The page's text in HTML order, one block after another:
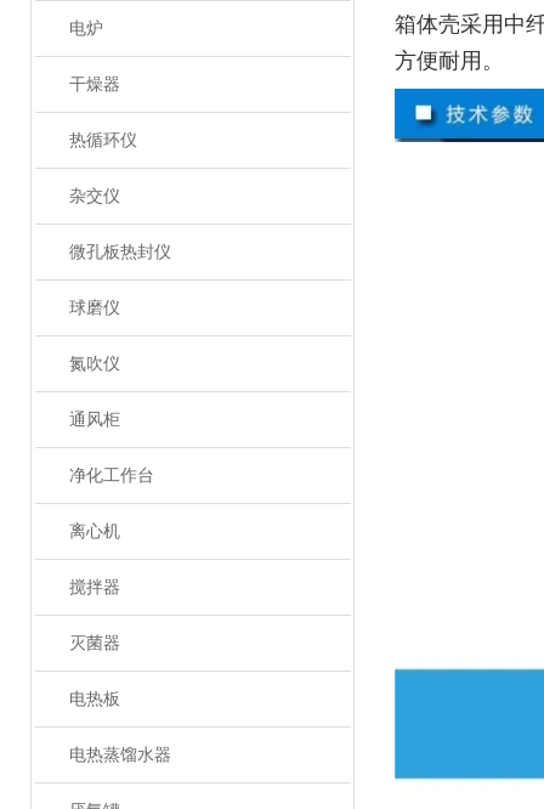
电炉
干燥器
热循环仪
杂交仪
微孔板热封仪
球磨仪
氮吹仪
通风柜
净化工作台
离心机
搅拌器
灭菌器
电热板
电热蒸馏水器
箱体壳采用中
方便耐用。